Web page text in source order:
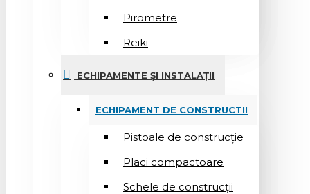
Pirometre
Reiki
ECHIPAMENTE ȘI INSTALAȚII
ECHIPAMENT DE CONSTRUCTII
Pistoale de construcție
Placi compactoare
Schele de construcții